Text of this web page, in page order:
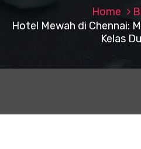
Home
Hotel Mewah di Chennai:
Kelas